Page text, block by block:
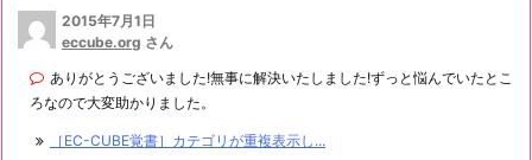
2015年7月1日
eccube.org さん
ありがとうございました!無事に解決いたしました!ずっと悩んでいたとこ
ろなので大変助かりました。
［EC-CUBE覚書］カテゴリが重複表示し...